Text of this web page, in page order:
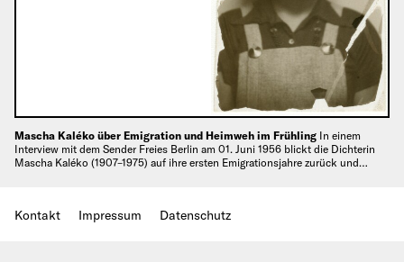
Mascha Kaléko über Emigration und Heimweh im Frühling In einem
Interview mit dem Sender Freies Berlin am 01. Juni 1956 blickt die Dichterin
Mascha Kaléko (1907–1975) auf ihre ersten Emigrationsjahre zurück und…
Kontakt Impressum Datenschutz